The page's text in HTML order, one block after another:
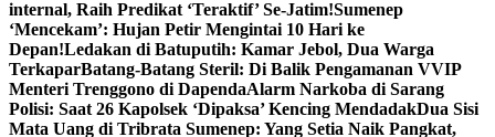
internal, Raih Predikat ‘Teraktif’ Se-Jatim!Sumenep
‘Mencekam’: Hujan Petir Mengintai 10 Hari ke
Depan!Ledakan di Batuputih: Kamar Jebol, Dua Warga
TerkaparBatang-Batang Steril: Di Balik Pengamanan VVIP
Menteri Trenggono di DapendaAlarm Narkoba di Sarang
Polisi: Saat 26 Kapolsek ‘Dipaksa’ Kencing MendadakDua Sisi
Mata Uang di Tribrata Sumenep: Yang Setia Naik Pangkat,